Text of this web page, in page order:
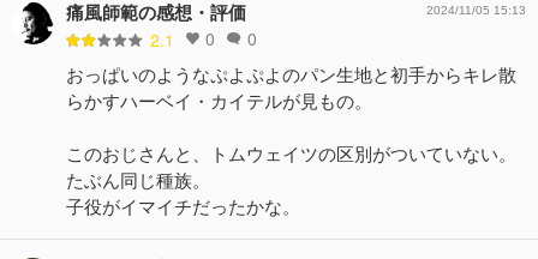
痛風師範の感想・評価
2.1 0 0
2024/11/05 15:13
おっぱいのようなぷよぷよのパン生地と初手からキレ散
らかすハーベイ・カイテルが見もの。
このおじさんと、トムウェイツの区別がついていない。
たぶん同じ種族。
子役がイマイチだったかな。